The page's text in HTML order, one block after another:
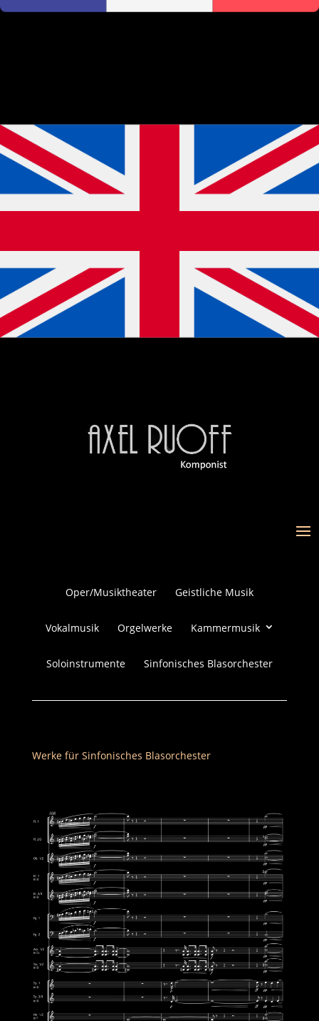
Oper/Musiktheater Geistliche Musik
Vokalmusik Orgelwerke Kammermusik
Soloinstrumente Sinfonisches Blasorchester
Werke für Sinfonisches Blasorchester